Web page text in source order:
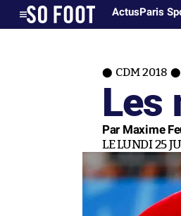
ActusParis
CDM 2018
Les
Par Maxime
LE LUNDI 25